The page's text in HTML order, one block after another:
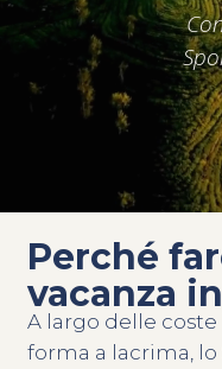
Perché
vacanza
A largo delle
forma a lacrima, lo